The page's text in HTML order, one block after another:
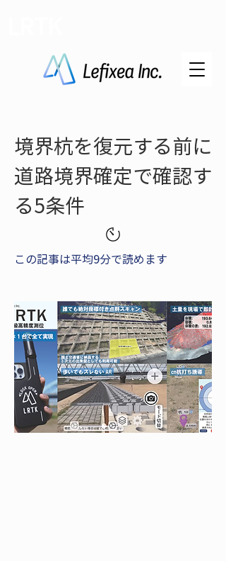
境界杭を復元する前に
道路境界確定で確認す
る5条件
この記事は平均9分で読めます